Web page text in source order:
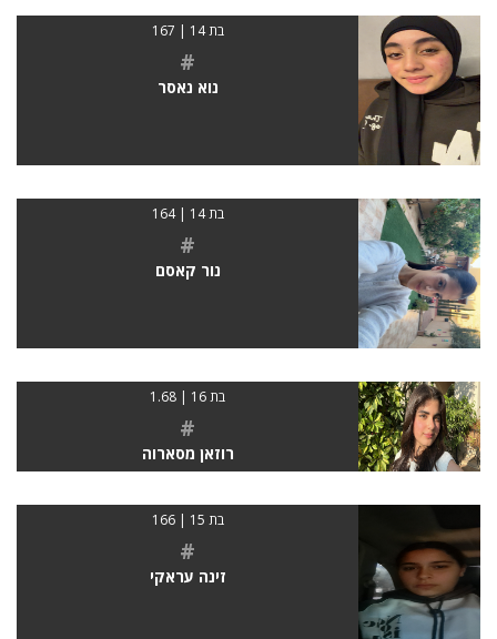
בת 14 | 167
#
נוא נאסר
בת 14 | 164
#
נור קאסם
בת 16 | 1.68
#
רוזאן מסארוה
בת 15 | 166
#
זינה עראקי